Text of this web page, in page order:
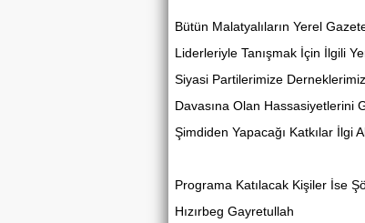
Bütün Malatyalıların Yerel
Liderleriyle Tanışmak İçin İlgili
Siyasi Partilerimize
Davasına Olan Hassasiyetlerini
Şimdiden Yapacağı Katkılar İlgi
Programa Katılacak Kişiler İse
Hızırbeg Gayretullah